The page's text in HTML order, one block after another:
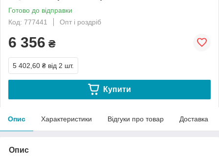
Готово до відправки
Код: 777441
Опт і роздріб
6 356 ₴
5 402,60 ₴ від 2 шт.
Купити
Опис Характеристики Відгуки про товар Доставка
Опис